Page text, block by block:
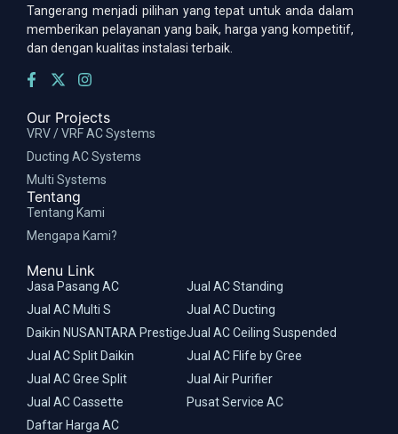
Tangerang menjadi pilihan yang tepat untuk anda dalam
memberikan pelayanan yang baik, harga yang kompetitif,
dan dengan kualitas instalasi terbaik.
Our Projects
VRV / VRF AC Systems
Ducting AC Systems
Multi Systems
Tentang
Tentang Kami
Mengapa Kami?
Menu Link
Jasa Pasang AC
Jual AC Multi S
Daikin NUSANTARA Prestige
Jual AC Split Daikin
Jual AC Gree Split
Jual AC Cassette
Daftar Harga AC
Jual AC Standing
Jual AC Ducting
Jual AC Ceiling Suspended
Jual AC Flife by Gree
Jual Air Purifier
Pusat Service AC